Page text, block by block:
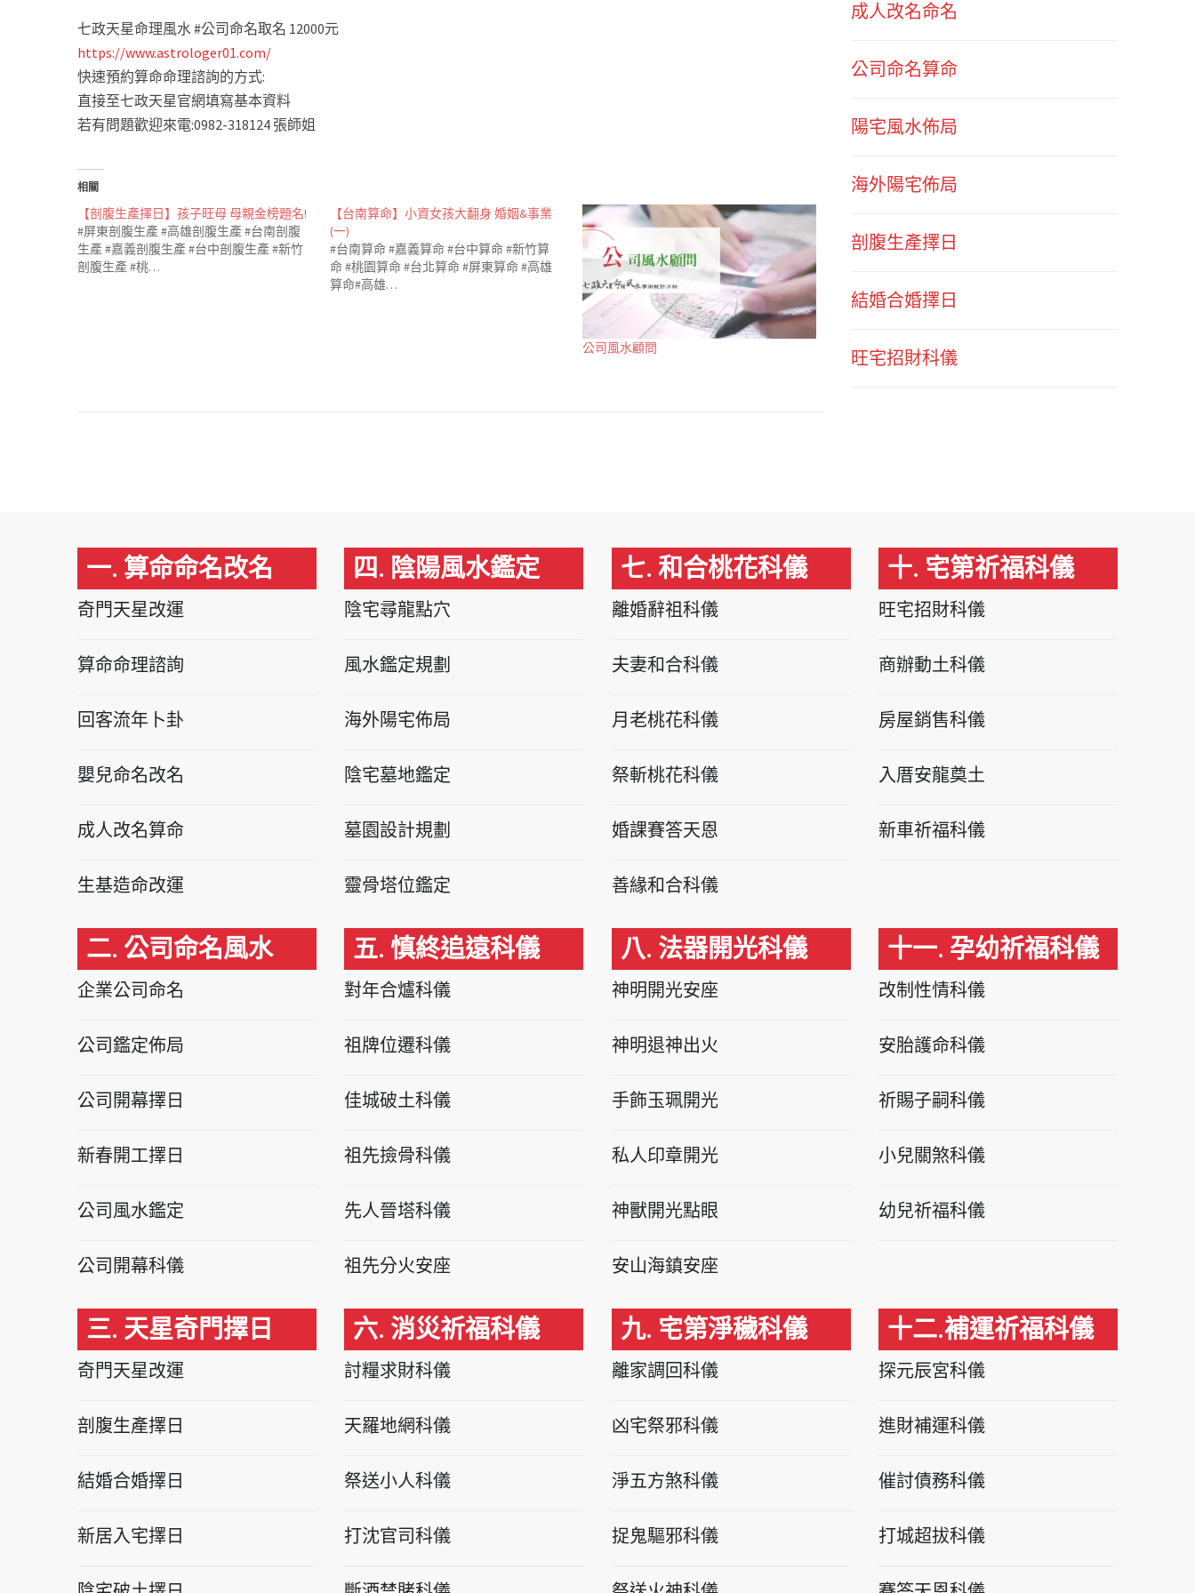
七政天星命理風水 #公司命名取名 12000元
https://www.astrologer01.com/
快速預約算命命理諮詢的方式:
直接至七政天星官網填寫基本資料
若有問題歡迎來電:0982-318124 張師姐
相關
【剖腹生產擇日】孩子旺母 母親金榜題名!
#屏東剖腹生產 #高雄剖腹生產 #台南剖腹
生產 #嘉義剖腹生產 #台中剖腹生產 #新竹
剖腹生產 #桃…
【台南算命】小資女孩大翻身 婚姻&事業
(一)
#台南算命 #嘉義算命 #台中算命 #新竹算
命 #桃園算命 #台北算命 #屏東算命 #高雄
算命#高雄…
公司風水顧問
成人改名命名
公司命名算命
陽宅風水佈局
海外陽宅佈局
剖腹生產擇日
結婚合婚擇日
旺宅招財科儀
一. 算命命名改名
奇門天星改運
算命命理諮詢
回客流年卜卦
嬰兒命名改名
成人改名算命
生基造命改運
二. 公司命名風水
企業公司命名
公司鑑定佈局
公司開幕擇日
新春開工擇日
公司風水鑑定
公司開幕科儀
三. 天星奇門擇日
奇門天星改運
剖腹生產擇日
結婚合婚擇日
新居入宅擇日
四. 陰陽風水鑑定
陰宅尋龍點穴
風水鑑定規劃
海外陽宅佈局
陰宅墓地鑑定
墓園設計規劃
靈骨塔位鑑定
五. 慎終追遠科儀
對年合爐科儀
祖牌位遷科儀
佳城破土科儀
祖先撿骨科儀
先人晉塔科儀
祖先分火安座
六. 消災祈福科儀
討糧求財科儀
天羅地網科儀
祭送小人科儀
打沈官司科儀
七. 和合桃花科儀
離婚辭祖科儀
夫妻和合科儀
月老桃花科儀
祭斬桃花科儀
婚課賽答天恩
善緣和合科儀
八. 法器開光科儀
神明開光安座
神明退神出火
手飾玉珮開光
私人印章開光
神獸開光點眼
安山海鎮安座
九. 宅第淨穢科儀
離家調回科儀
凶宅祭邪科儀
淨五方煞科儀
捉鬼驅邪科儀
十. 宅第祈福科儀
旺宅招財科儀
商辦動土科儀
房屋銷售科儀
入厝安龍奠土
新車祈福科儀
十一. 孕幼祈福科儀
改制性情科儀
安胎護命科儀
祈賜子嗣科儀
小兒關煞科儀
幼兒祈福科儀
十二.補運祈福科儀
探元辰宮科儀
進財補運科儀
催討債務科儀
打城超拔科儀